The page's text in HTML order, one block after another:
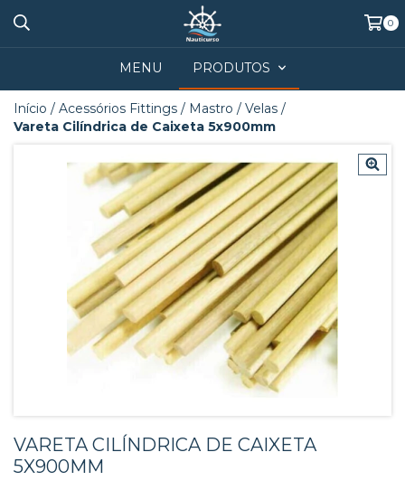
0
MENU PRODUTOS
Início / Acessórios Fittings / Mastro / Velas /
Vareta Cilíndrica de Caixeta 5x900mm
VARETA CILÍNDRICA DE CAIXETA
5X900MM